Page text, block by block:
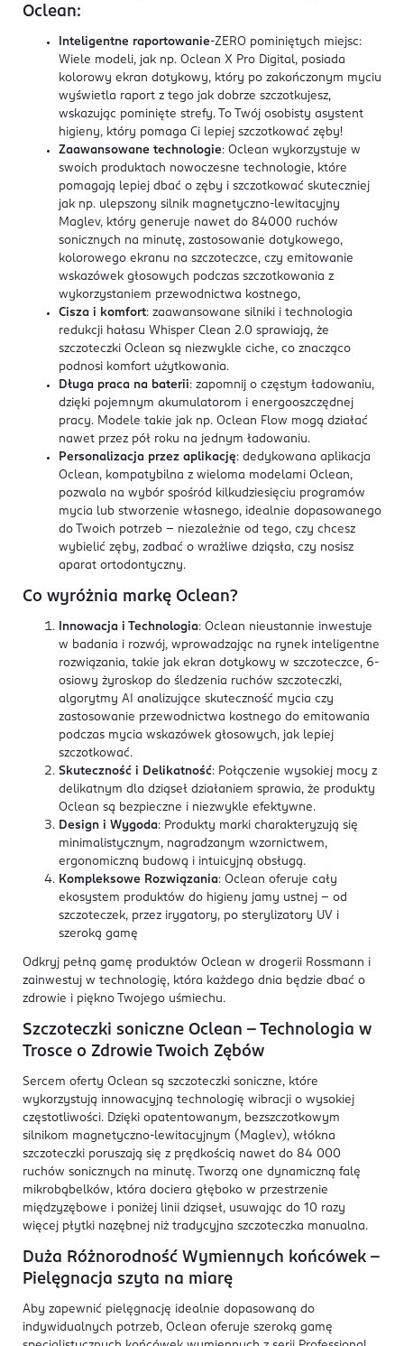
Oclean:
Inteligentne raportowanie-ZERO pominiętych miejsc:
Wiele modeli, jak np. Oclean X Pro Digital, posiada
kolorowy ekran dotykowy, który po zakończonym myciu
wyświetla raport z tego jak dobrze szczotkujesz,
wskazując pominięte strefy. To Twój osobisty asystent
higieny, który pomaga Ci lepiej szczotkować zęby!
Zaawansowane technologie: Oclean wykorzystuje w
swoich produktach nowoczesne technologie, które
pomagają lepiej dbać o zęby i szczotkować skuteczniej
jak np. ulepszony silnik magnetyczno-lewitacyjny
Maglev, który generuje nawet do 84000 ruchów
sonicznych na minutę, zastosowanie dotykowego,
kolorowego ekranu na szczoteczce, czy emitowanie
wskazówek głosowych podczas szczotkowania z
wykorzystaniem przewodnictwa kostnego,
Cisza i komfort: zaawansowane silniki i technologia
redukcji hałasu Whisper Clean 2.0 sprawiają, że
szczoteczki Oclean są niezwykle ciche, co znacząco
podnosi komfort użytkowania.
Długa praca na baterii: zapomnij o częstym ładowaniu,
dzięki pojemnym akumulatorom i energooszczędnej
pracy. Modele takie jak np. Oclean Flow mogą działać
nawet przez pół roku na jednym ładowaniu.
Personalizacja przez aplikację: dedykowana aplikacja
Oclean, kompatybilna z wieloma modelami Oclean,
pozwala na wybór spośród kilkudziesięciu programów
mycia lub stworzenie własnego, idealnie dopasowanego
do Twoich potrzeb – niezależnie od tego, czy chcesz
wybielić zęby, zadbać o wrażliwe dziąsła, czy nosisz
aparat ortodontyczny.
Co wyróżnia markę Oclean?
Innowacja i Technologia: Oclean nieustannie inwestuje
w badania i rozwój, wprowadzając na rynek inteligentne
rozwiązania, takie jak ekran dotykowy w szczoteczce, 6-
osiowy żyroskop do śledzenia ruchów szczoteczki,
algorytmy AI analizujące skuteczność mycia czy
zastosowanie przewodnictwa kostnego do emitowania
podczas mycia wskazówek głosowych, jak lepiej
szczotkować.
Skuteczność i Delikatność: Połączenie wysokiej mocy z
delikatnym dla dziąseł działaniem sprawia, że produkty
Oclean są bezpieczne i niezwykle efektywne.
Design i Wygoda: Produkty marki charakteryzują się
minimalistycznym, nagradzanym wzornictwem,
ergonomiczną budową i intuicyjną obsługą.
Kompleksowe Rozwiązania: Oclean oferuje cały
ekosystem produktów do higieny jamy ustnej – od
szczoteczek, przez irygatory, po sterylizatory UV i
szeroką gamę
Odkryj pełną gamę produktów Oclean w drogerii Rossmann i
zainwestuj w technologię, która każdego dnia będzie dbać o
zdrowie i piękno Twojego uśmiechu.
Szczoteczki soniczne Oclean – Technologia w
Trosce o Zdrowie Twoich Zębów
Sercem oferty Oclean są szczoteczki soniczne, które
wykorzystują innowacyjną technologię wibracji o wysokiej
częstotliwości. Dzięki opatentowanym, bezszczotkowym
silnikom magnetyczno-lewitacyjnym (Maglev), włókna
szczoteczki poruszają się z prędkością nawet do 84 000
ruchów sonicznych na minutę. Tworzą one dynamiczną falę
mikrobąbelków, która dociera głęboko w przestrzenie
międzyzębowe i poniżej linii dziąseł, usuwając do 10 razy
więcej płytki nazębnej niż tradycyjna szczoteczka manualna.
Duża Różnorodność Wymiennych końcówek –
Pielęgnacja szyta na miarę
Aby zapewnić pielęgnację idealnie dopasowaną do
indywidualnych potrzeb, Oclean oferuje szeroką gamę